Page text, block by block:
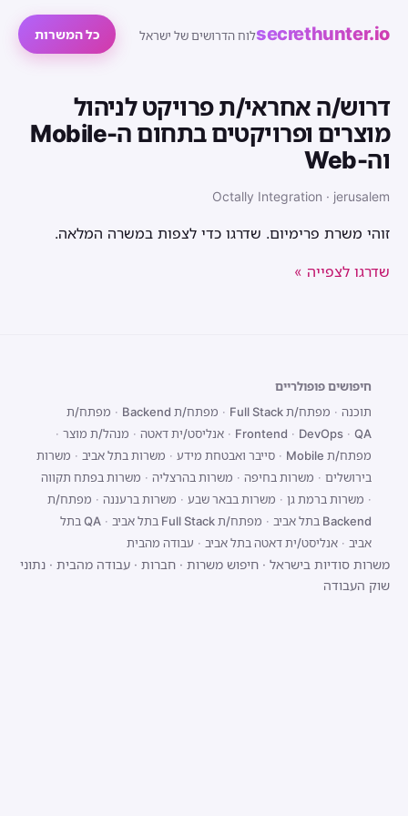
secrethunter.ioלוח הדרושים של ישראל כל המשרות
דרוש/ה אחראי/ת פרויקט לניהול
מוצרים ופרויקטים בתחום ה-Mobile
וה-Web
Octally Integration · jerusalem
זוהי משרת פרימיום. שדרגו כדי לצפות במשרה המלאה.
שדרגו לצפייה »
חיפושים פופולריים
תוכנה · מפתח/ת Full Stack · מפתח/ת Backend · מפתח/ת
Frontend · DevOps · QA
· אנליסט/ית דאטה · מנהל/ת מוצר ·
מפתח/ת Mobile
· סייבר ואבטחת מידע · משרות בתל אביב · משרות
בירושלים · משרות בחיפה · משרות בהרצליה · משרות בפתח תקווה
· משרות ברמת גן · משרות בבאר שבע · משרות ברעננה · מפתח/ת
Backend בתל אביב
· מפתח/ת Full Stack בתל אביב ·
QA בתל
אביב · אנליסט/ית דאטה בתל אביב · עבודה מהבית
משרות סודיות בישראל · חיפוש משרות · חברות · עבודה מהבית · נתוני
שוק העבודה